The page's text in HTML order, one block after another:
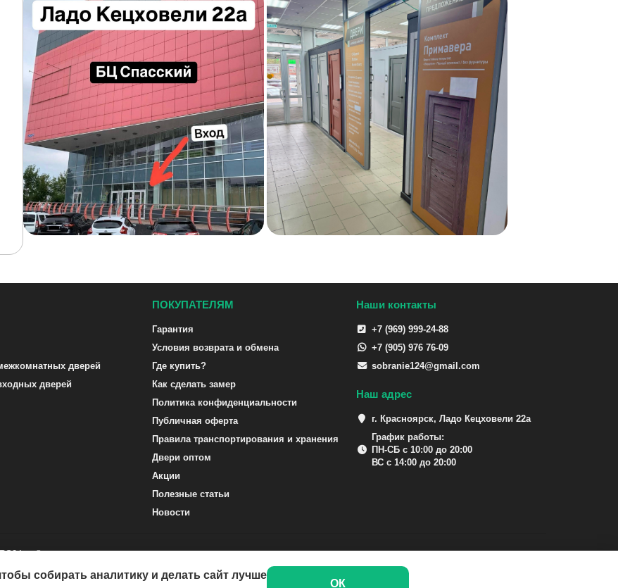
дверей
дверей
ПОКУПАТЕЛЯМ
Гарантия
Условия возврата и обмена
Где купить?
Как сделать замер
Политика конфиденциальности
Публичная оферта
Правила транспортирования и хранения
Двери оптом
Акции
Полезные статьи
Новости
Наши контакты
+7 (969) 999-24-88
+7 (905) 976 76-09
sobranie124@gmail.com
Наш адрес
г. Красноярск, Ладо Кецховели 22а
График работы:
ПН-СБ с 10:00 до 20:00
ВС с 14:00 до 20:00
©
собирать аналитику и делать сайт лучше
ОК